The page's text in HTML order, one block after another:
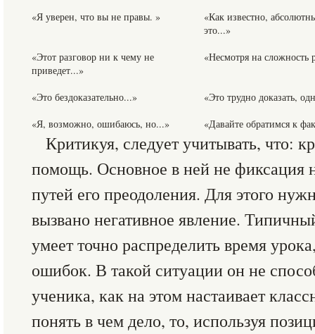
«Я уверен, что вы не правы. »
«Как известно,
это...»
«Этот разговор ни к чему не
приведет...»
«Несмотря на сложность
«Это бездоказательно...»
«Это трудно доказать,
«Я, возможно, ошибаюсь, но...»
«Давайте обратимся к
Критикуя, следует учитывать, что:
помощь. Основное в ней не фиксация
путей его преодоления. Для этого
вызвано негативное явление.
умеет точно распределить время
ошибок. В такой ситуации он не
ученика, как на этом настаивает
понять в чем дело, то, используя